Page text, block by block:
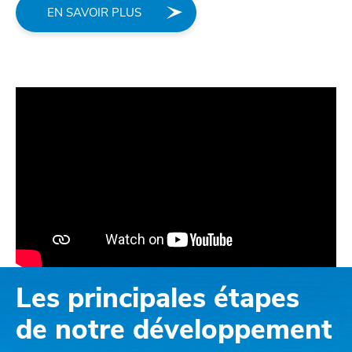
EN SAVOIR PLUS
Les principales étapes
de notre développement